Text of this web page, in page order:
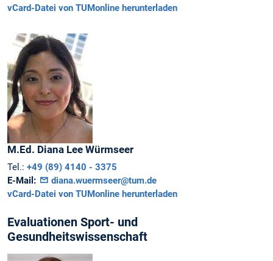
vCard-Datei von TUMonline herunterladen
M.Ed. Diana Lee Würmseer
Tel.: +49 (89) 4140 - 3375
E-Mail:
diana.wuermseer@tum.de
vCard-Datei von TUMonline herunterladen
Evaluationen Sport- und
Gesundheitswissenschaft